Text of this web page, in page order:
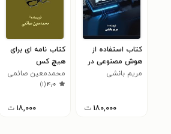
کتاب استفاده از
هوش مصنوعی در
مهندسی الکترونیک
مریم بانشی
۱۸۰,۰۰۰ ت
کتاب نامه ای برای
هیچ کس
محمدمعین صائمی
۴٫۰(۱)
۱۸,۰۰۰ ت